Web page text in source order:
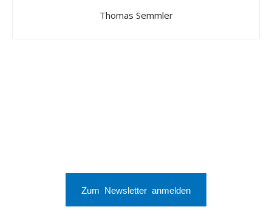
Thomas Semmler
Zum Newsletter anmelden